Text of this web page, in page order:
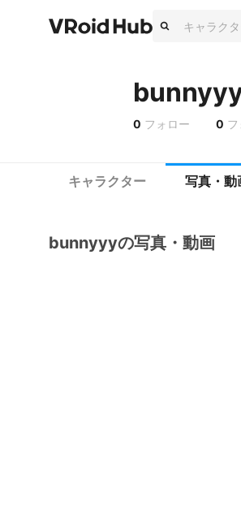
0 フォロー 0
キャラクター 写真・動
bunnyyyの写真・動画